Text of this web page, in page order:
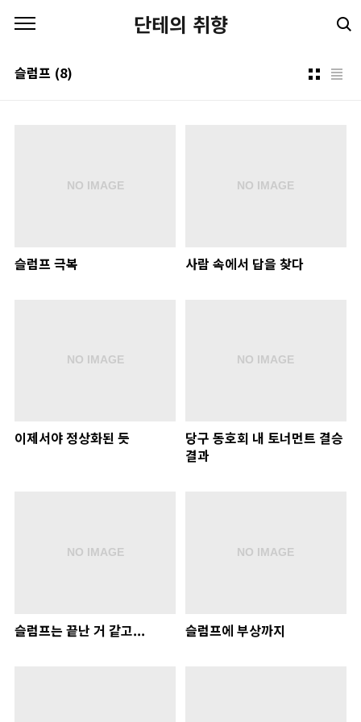
단테의 취향
슬럼프 (8)
슬럼프 극복 사람 속에서 답을 찾다
이제서야 정상화된 듯
당구 동호회 내 토너먼트 결승
결과
슬럼프는 끝난 거 같고... 슬럼프에 부상까지